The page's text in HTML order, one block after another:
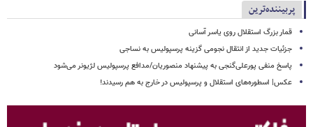
پربیننده‌ترین
قمار بزرگ استقلال روی یاسر آسانی
جزئیات جدید از انتقال نجومی گزینه پرسپولیس به نساجی
پاسخ منفی پورعلی‌گنجی به پیشنهاد منصوریان/مدافع پرسپولیس لژیونر می‌شود
عکس| اسطوره‌های استقلال و پرسپولیس در خارج به هم رسیدند!